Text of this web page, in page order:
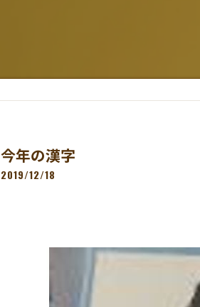
今年の漢字
2019/12/18